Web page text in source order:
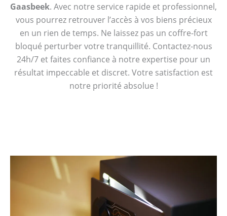
Gaasbeek. Avec notre service rapide et professionnel,
vous pourrez retrouver l’accès à vos biens précieux
en un rien de temps. Ne laissez pas un coffre-fort
bloqué perturber votre tranquillité. Contactez-nous
24h/7 et faites confiance à notre expertise pour un
résultat impeccable et discret. Votre satisfaction est
notre priorité absolue !